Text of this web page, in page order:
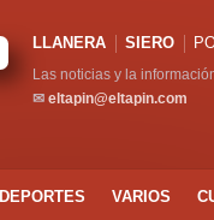
LLANERA SIERO
Las noticias y la
✉ eltapin@eltapin.com
DEPORTES VARIOS